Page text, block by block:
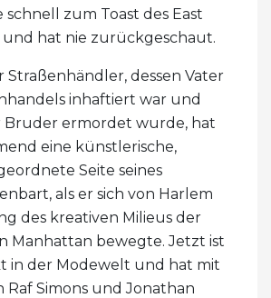
schnell zum Toast des East
und hat nie zurückgeschaut.
Straßenhändler, dessen Vater
inhaftiert war und
Bruder ermordet wurde, hat
eine künstlerische,
Seite seines
als er sich von Harlem
des kreativen Milieus der
Manhattan bewegte. Jetzt ist
in der Modewelt und hat mit
Raf Simons und Jonathan